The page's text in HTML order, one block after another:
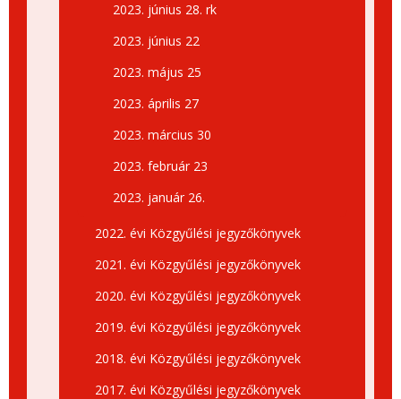
2023. június 28. rk
2023. június 22
2023. május 25
2023. április 27
2023. március 30
2023. február 23
2023. január 26.
2022. évi Közgyűlési jegyzőkönyvek
2021. évi Közgyűlési jegyzőkönyvek
2020. évi Közgyűlési jegyzőkönyvek
2019. évi Közgyűlési jegyzőkönyvek
2018. évi Közgyűlési jegyzőkönyvek
2017. évi Közgyűlési jegyzőkönyvek